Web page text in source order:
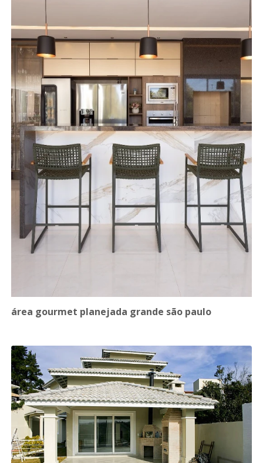
área gourmet planejada grande são paulo